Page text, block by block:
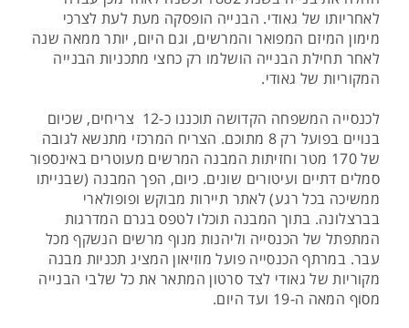
לאחריותו של גאודי. הבנייה הופסקה מעת לעת לצרכי
מימון המיזם המפואר והמרשים, וגם היום, יותר ממאה שנה
לאחר תחילת הבנייה הושלמו רק כחצי מתכניות הבנייה
המקוריות של גאודי.
לכנסייה המשפחה הקדושה תוכננו כ-12 צריחים, שכיום
בנויים בפועל רק 8 מתוכם. הצריח המרכזי מתנשא לגובה
של 170 מטר וחזיתות המבנה המרשים מעוטרים באינספור
סמלים דתיים ועיטורים שונים. כיום, הפך המבנה (שבנייתו
ממשיכה בכל רגע) לאתר תיירות מבוקש ופופולארי
בברצלונה. בתוך המבנה תוכלו לטפס בגרם המדרגות
המתפתל של הכנסייה וליהנות מנוף מרשים הנשקף מכל
עבר. במרתף הכנסייה פועל מוזיאון המציג תכניות מבנה
מקוריות של גאודי לצד סרטון המתאר את כל שלבי הבנייה
מסוף המאה ה-19 ועד היום.